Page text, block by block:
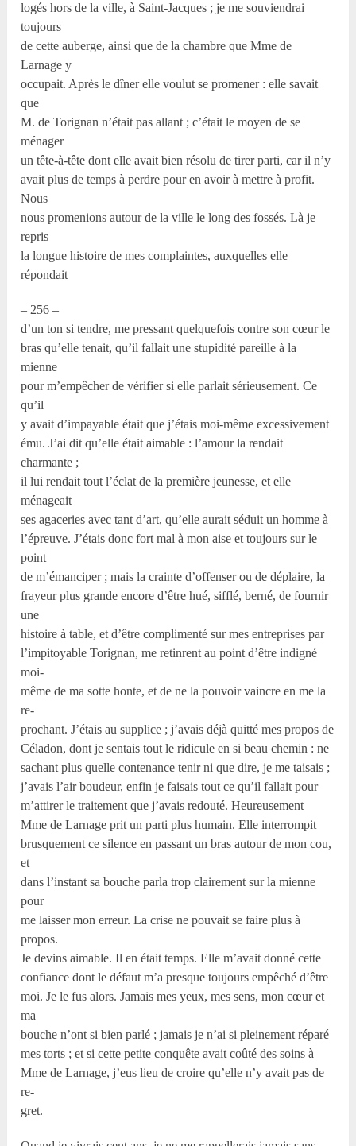
logés hors de la ville, à Saint-Jacques ; je me souviendrai
toujours
de cette auberge, ainsi que de la chambre que Mme de
Larnage y
occupait. Après le dîner elle voulut se promener : elle savait
que
M. de Torignan n’était pas allant ; c’était le moyen de se
ménager
un tête-à-tête dont elle avait bien résolu de tirer parti, car il n’y
avait plus de temps à perdre pour en avoir à mettre à profit.
Nous
nous promenions autour de la ville le long des fossés. Là je
repris
la longue histoire de mes complaintes, auxquelles elle
répondait
– 256 –
d’un ton si tendre, me pressant quelquefois contre son cœur le
bras qu’elle tenait, qu’il fallait une stupidité pareille à la
mienne
pour m’empêcher de vérifier si elle parlait sérieusement. Ce
qu’il
y avait d’impayable était que j’étais moi-même excessivement
ému. J’ai dit qu’elle était aimable : l’amour la rendait
charmante ;
il lui rendait tout l’éclat de la première jeunesse, et elle
ménageait
ses agaceries avec tant d’art, qu’elle aurait séduit un homme à
l’épreuve. J’étais donc fort mal à mon aise et toujours sur le
point
de m’émanciper ; mais la crainte d’offenser ou de déplaire, la
frayeur plus grande encore d’être hué, sifflé, berné, de fournir
une
histoire à table, et d’être complimenté sur mes entreprises par
l’impitoyable Torignan, me retinrent au point d’être indigné
moi-
même de ma sotte honte, et de ne la pouvoir vaincre en me la
re-
prochant. J’étais au supplice ; j’avais déjà quitté mes propos de
Céladon, dont je sentais tout le ridicule en si beau chemin : ne
sachant plus quelle contenance tenir ni que dire, je me taisais ;
j’avais l’air boudeur, enfin je faisais tout ce qu’il fallait pour
m’attirer le traitement que j’avais redouté. Heureusement
Mme de Larnage prit un parti plus humain. Elle interrompit
brusquement ce silence en passant un bras autour de mon cou,
et
dans l’instant sa bouche parla trop clairement sur la mienne
pour
me laisser mon erreur. La crise ne pouvait se faire plus à
propos.
Je devins aimable. Il en était temps. Elle m’avait donné cette
confiance dont le défaut m’a presque toujours empêché d’être
moi. Je le fus alors. Jamais mes yeux, mes sens, mon cœur et
ma
bouche n’ont si bien parlé ; jamais je n’ai si pleinement réparé
mes torts ; et si cette petite conquête avait coûté des soins à
Mme de Larnage, j’eus lieu de croire qu’elle n’y avait pas de
re-
gret.